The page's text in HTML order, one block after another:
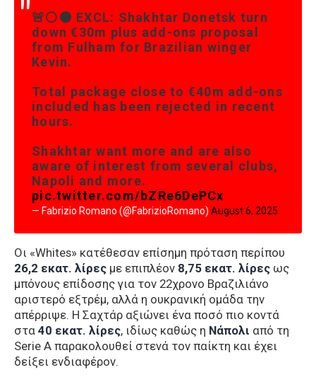
🚨⚪️⚫️ EXCL: Shakhtar Donetsk turn
down €30m plus add-ons proposal
from Fulham for Brazilian winger
Kevin.
Total package close to €40m add-ons
included has been rejected in recent
hours.
Shakhtar want more and are also
aware of interest from several clubs,
Napoli and more.
pic.twitter.com/bZRe6DePCx
— Fabrizio Romano (@FabrizioRomano)August 6, 2025
Οι «Whites» κατέθεσαν επίσημη πρόταση περίπου
26,2 εκατ. λίρες με επιπλέον 8,75 εκατ. λίρες ως
μπόνους επίδοσης για τον 22χρονο Βραζιλιάνο
αριστερό εξτρέμ, αλλά η ουκρανική ομάδα την
απέρριψε. Η Σαχτάρ αξιώνει ένα ποσό πιο κοντά
στα 40 εκατ. λίρες, ιδίως καθώς η Νάπολι από τη
Serie A παρακολουθεί στενά τον παίκτη και έχει
δείξει ενδιαφέρον.